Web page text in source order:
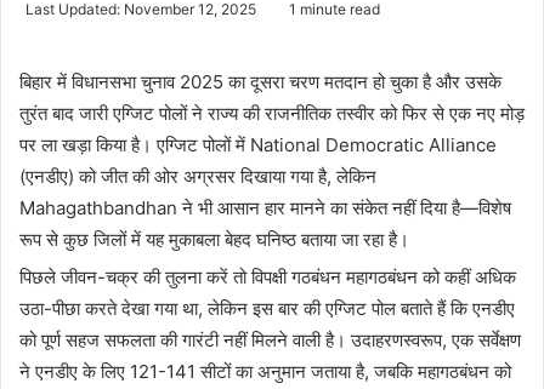
Last Updated: November 12, 2025 1 minute read
बिहार में विधानसभा चुनाव 2025 का दूसरा चरण मतदान हो चुका है और उसके
तुरंत बाद जारी एग्जिट पोलों ने राज्य की राजनीतिक तस्वीर को फिर से एक नए मोड़
पर ला खड़ा किया है। एग्जिट पोलों में National Democratic Alliance
(एनडीए) को जीत की ओर अग्रसर दिखाया गया है, लेकिन
Mahagathbandhan ने भी आसान हार मानने का संकेत नहीं दिया है—विशेष
रूप से कुछ जिलों में यह मुकाबला बेहद घनिष्ठ बताया जा रहा है।
पिछले जीवन-चक्र की तुलना करें तो विपक्षी गठबंधन महागठबंधन को कहीं अधिक
उठा-पीछा करते देखा गया था, लेकिन इस बार की एग्जिट पोल बताते हैं कि एनडीए
को पूर्ण सहज सफलता की गारंटी नहीं मिलने वाली है। उदाहरणस्वरूप, एक सर्वेक्षण
ने एनडीए के लिए 121-141 सीटों का अनुमान जताया है, जबकि महागठबंधन को